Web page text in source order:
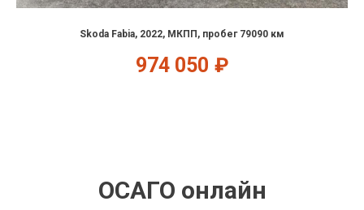
Skoda Fabia, 2022, МКПП, пробег 79090 км
974 050 ₽
ОСАГО онлайн